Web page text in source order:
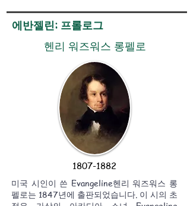
에반젤린: 프롤로그
헨리 워즈워스 롱펠로
1807-1882
미국 시인이 쓴 Evangeline헨리 워즈워스 롱
펠로는 1847년에 출판되었습니다. 이 시의 초